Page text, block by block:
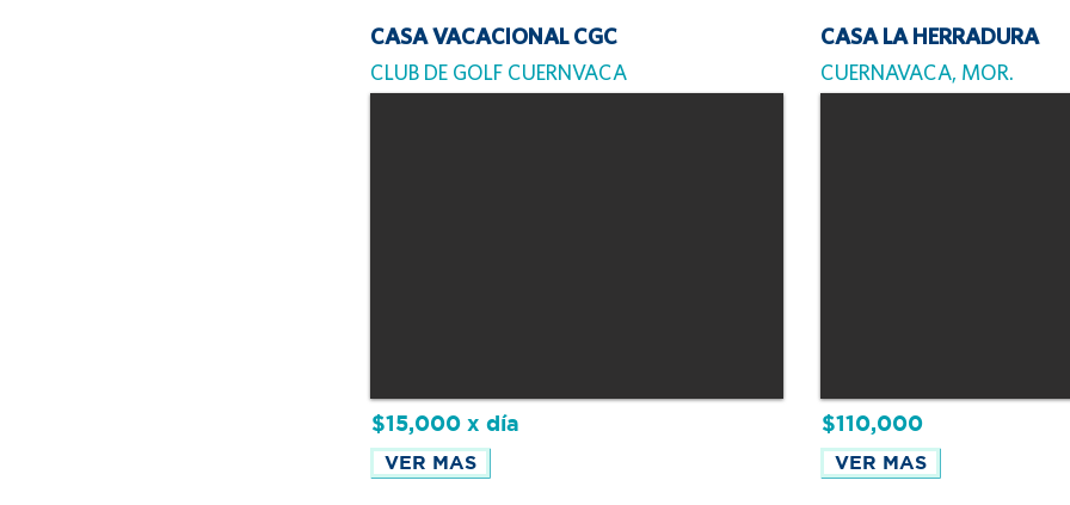
CASA VACACIONAL CGC
CLUB DE GOLF CUERNVACA
$15,000 x día
VER MAS
CASA LA HERRADURA
CUERNAVACA, MOR.
$110,000
VER MAS